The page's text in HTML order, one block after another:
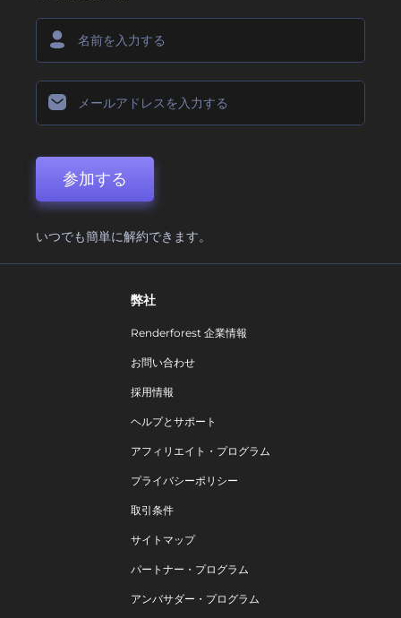
参加する
いつでも簡単に解約できます。
弊社
Renderforest 企業情報
お問い合わせ
採用情報
ヘルプとサポート
アフィリエイト・プログラム
プライバシーポリシー
取引条件
サイトマップ
パートナー・プログラム
アンバサダー・プログラム